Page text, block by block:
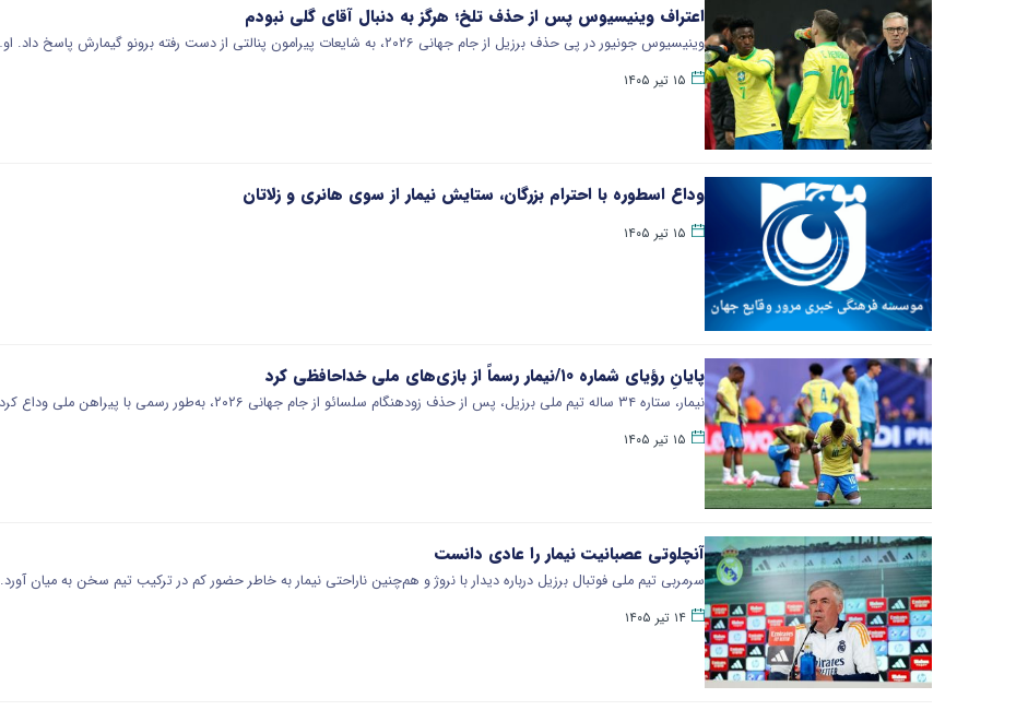
اعتراف وینیسیوس پس از حذف تلخ؛ هرگز به دنبال آقای گلی نبودم
وینیسیوس جونیور در پی حذف برزیل از جام جهانی ۲۰۲۶، به شایعات پیرامون پنالتی از دست رفته برونو گیمارش پاسخ داد. او…
۱۵ تیر ۱۴۰۵
وداع اسطوره با احترام بزرگان، ستایش نیمار از سوی هانری و زلاتان
۱۵ تیر ۱۴۰۵
پایانِ رؤیای شماره ۱۰/نیمار رسماً از بازی‌های ملی خداحافظی کرد
نیمار، ستاره ۳۴ ساله تیم ملی برزیل، پس از حذف زودهنگام سلسائو از جام جهانی ۲۰۲۶، به‌طور رسمی با پیراهن ملی وداع کرد و…
۱۵ تیر ۱۴۰۵
آنچلوتی عصبانیت نیمار را عادی دانست
سرمربی تیم ملی فوتبال برزیل درباره دیدار با نروژ و هم‌چنین ناراحتی نیمار به خاطر حضور کم در ترکیب تیم سخن به میان آورد.
۱۴ تیر ۱۴۰۵